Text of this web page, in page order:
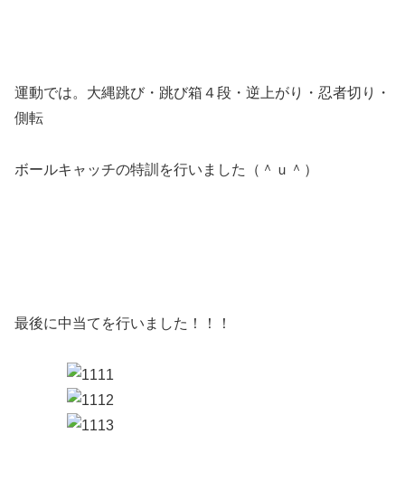
運動では。大縄跳び・跳び箱４段・逆上がり・忍者切り・
側転
ボールキャッチの特訓を行いました（＾ｕ＾）
最後に中当てを行いました！！！